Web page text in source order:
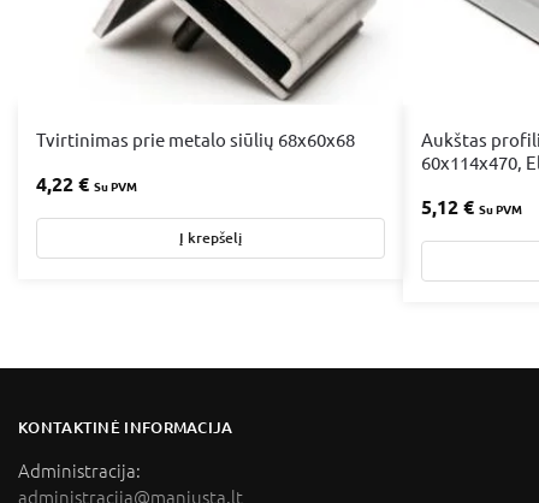
Tvirtinimas prie metalo siūlių 68x60x68
4,22€ Su PVM
Į krepšelį
Aukštas
60x114x470,
5,12€ Su PVM
KONTAKTINĖ INFORMACIJA
Administracija:
administracija@manjusta.lt